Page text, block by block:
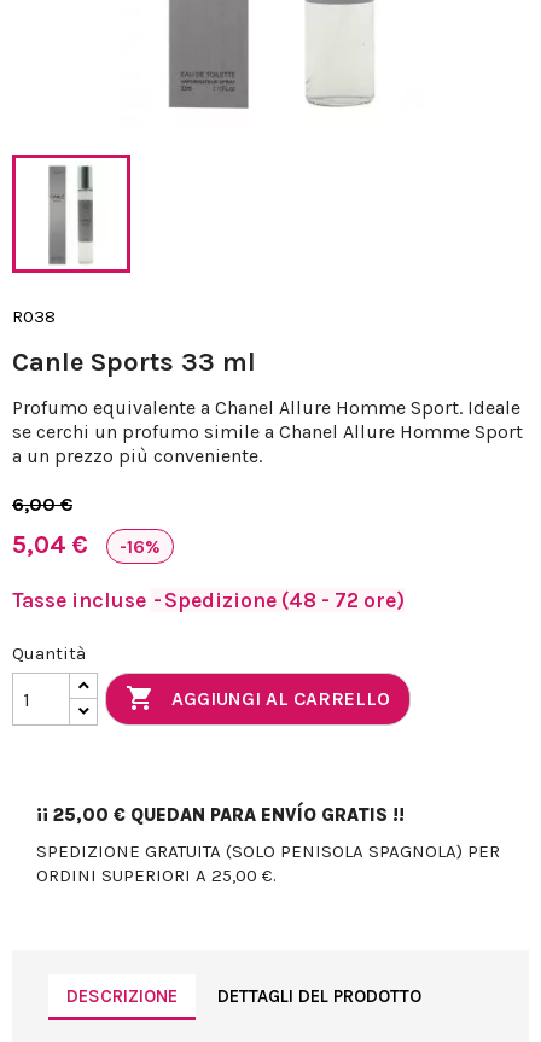
R038
Canle Sports 33 ml
Profumo equivalente a Chanel Allure Homme Sport. Ideale
se cerchi un profumo simile a Chanel Allure Homme Sport
a un prezzo più conveniente.
6,00 €
5,04 € -16%
Tasse incluse Spedizione (48 - 72 ore)
Quantità
 AGGIUNGI AL CARRELLO
¡¡ 25,00 € QUEDAN PARA ENVÍO GRATIS !!
SPEDIZIONE GRATUITA (SOLO PENISOLA SPAGNOLA) PER
ORDINI SUPERIORI A 25,00 €.
DESCRIZIONE DETTAGLI DEL PRODOTTO